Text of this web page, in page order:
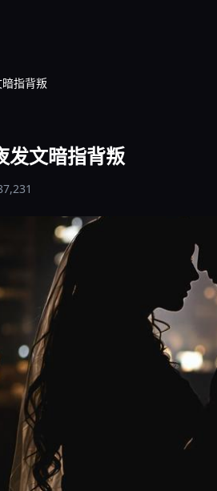
指背叛
发文暗指背叛